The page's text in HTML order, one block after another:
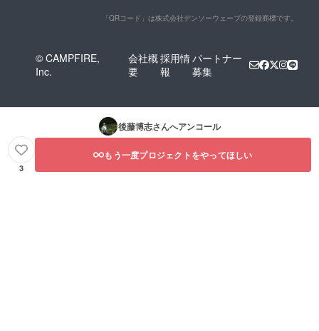
「QRコード」は株式会社デンソーウェーブの登録商標です。
© CAMPFIRE,
Inc.
会社概
要
採用情
報
パートナー
募集
後藤博志さんへアンコール
3
もう一度プロジェクトをやってほしい